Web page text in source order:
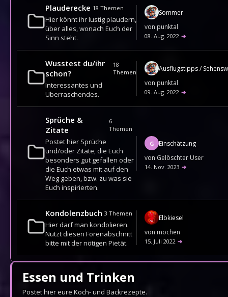
Plauderecke 18 Themen
Hier könnt ihr lustig plaudern,
über alles, wonach Euch der
Sinn steht.
Sommer
von punktal
08. Aug. 2022 ➔
Wusstest du/ihr
schon?
18
Themen
Interessantes und
Überraschendes.
von punktal
09. Aug. 2022 ➔
Sprüche &
Zitate
6
Themen
Postet hier Sprüche
und/oder Zitate, die Euch
besonders gut gefallen oder
die Euch etwas mit auf den
Weg geben, bzw. zu was sie
Euch inspirierten.
G
Einschätzung
von Gelöschter User
14. Nov. 2023 ➔
Kondolenzbuch 3 Themen
Hier darf man kondolieren.
Nutzt diesen Forenabschnitt
bitte mit der nötigen Pietät.
Elbkiesel
von möchen
15. Juli 2022 ➔
Essen und Trinken
Postet hier eure Koch- und Backrezepte.